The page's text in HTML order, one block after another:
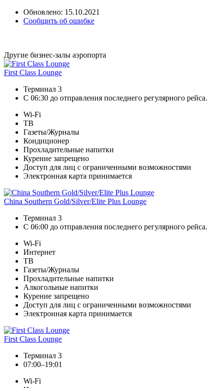
Обновлено: 15.10.2021
Сообщить об ошибке
Другие бизнес-залы аэропорта
First Class Lounge
Терминал 3
С 06:30 до отправления последнего регулярного рейса.
Wi-Fi
ТВ
Газеты/Журналы
Кондиционер
Прохладительные напитки
Курение запрещено
Доступ для лиц с ограниченными возможностями
Электронная карта принимается
China Southern Gold/Silver/Elite Plus Lounge
Терминал 3
С 06:00 до отправления последнего регулярного рейса.
Wi-Fi
Интернет
ТВ
Газеты/Журналы
Прохладительные напитки
Алкогольные напитки
Курение запрещено
Доступ для лиц с ограниченными возможностями
Электронная карта принимается
First Class Lounge
Терминал 3
07:00–19:01
Wi-Fi